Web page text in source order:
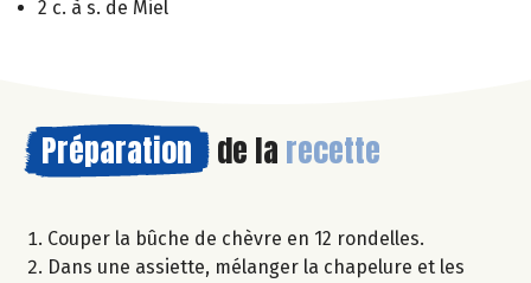
2 c. à s. de Miel
Préparation de la recette
Couper la bûche de chèvre en 12 rondelles.
Dans une assiette, mélanger la chapelure et les